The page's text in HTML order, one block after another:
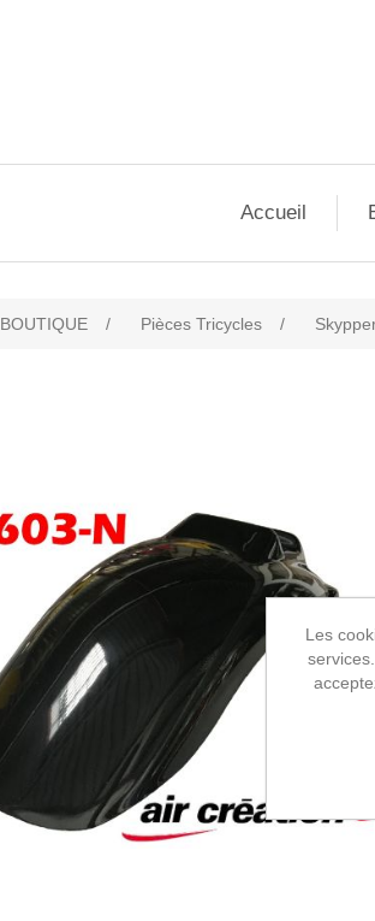
Accueil
BOUTIQUE / Pièces Tricycles /
Les